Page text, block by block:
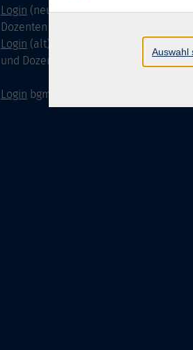
Login (neu) für Dozentinnen und
Dozenten
Login (alt) für Dozentinnen
und Dozenten
Login bgm-cloud
Auswahl